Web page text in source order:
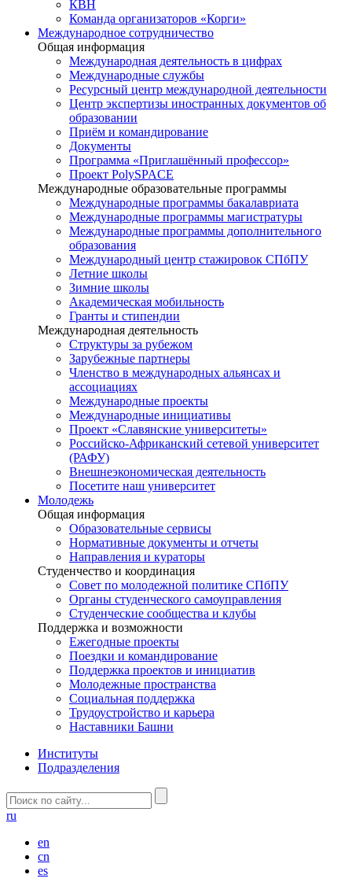
КВН
Команда организаторов «Корги»
Международное сотрудничество
Общая информация
Международная деятельность в цифрах
Международные службы
Ресурсный центр международной деятельности
Центр экспертизы иностранных документов об
образовании
Приём и командирование
Документы
Программа «Приглашённый профессор»
Проект PolySPACE
Международные образовательные программы
Международные программы бакалавриата
Международные программы магистратуры
Международные программы дополнительного
образования
Международный центр стажировок СПбПУ
Летние школы
Зимние школы
Академическая мобильность
Гранты и стипендии
Международная деятельность
Структуры за рубежом
Зарубежные партнеры
Членство в международных альянсах и
ассоциациях
Международные проекты
Международные инициативы
Проект «Славянские университеты»
Российско-Африканский сетевой университет
(РАФУ)
Внешнеэкономическая деятельность
Посетите наш университет
Молодежь
Общая информация
Образовательные сервисы
Нормативные документы и отчеты
Направления и кураторы
Студенчество и координация
Совет по молодежной политике СПбПУ
Органы студенческого самоуправления
Студенческие сообщества и клубы
Поддержка и возможности
Ежегодные проекты
Поездки и командирование
Поддержка проектов и инициатив
Молодежные пространства
Социальная поддержка
Трудоустройство и карьера
Наставники Башни
Институты
Подразделения
ru
en
cn
es